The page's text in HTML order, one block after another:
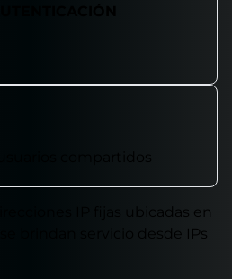
IP fijas ubicadas en
brindan servicio desde IPs